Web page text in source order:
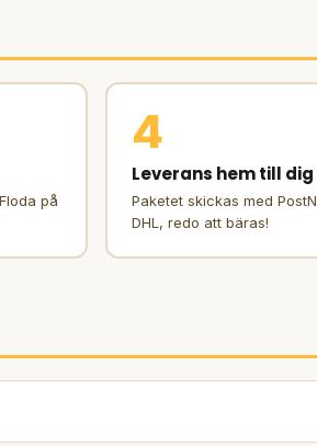
på
4
Leverans hem till dig
Paketet skickas med
DHL, redo att bäras!